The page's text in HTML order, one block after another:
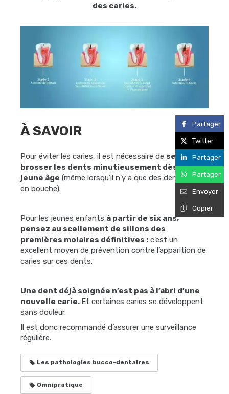
des caries.
À SAVOIR
Pour éviter les caries, il est nécessaire de se
brosser les dents minutieusement dès le plus
jeune âge (même lorsqu’il n’y a que des dents de lait
en bouche).
Pour les jeunes enfants à partir de six ans,
pensez au scellement de sillons des
premières molaires définitives : c’est un
excellent moyen de prévention contre l’apparition de
caries sur ces dents.
Une dent déjà soignée n’est pas à l’abri d’une
nouvelle carie. Et certaines caries se développent
sans douleur.
Il est donc recommandé d’assurer une surveillance
régulière.
Les pathologies bucco-dentaires
Omnipratique
Partager
Twitter
Partager
Partager
Envoyer
Copier